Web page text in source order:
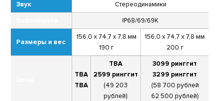
Звук Стереодинамики
IP68/69/69K
Размеры и вес
156,0 x 74,7 x 7,8 мм
190 г
156,0 x 74,7 x 7,8 мм
200 г
TBA
TBA
TBA
2599 ринггит
(49 203
рублей)
3099 ринггит
3299 ринггит
(58 700 рублей
62 500 рублей)